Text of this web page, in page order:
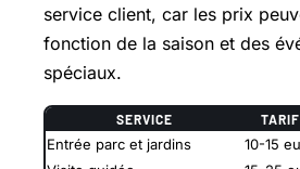
service client, car les prix
fonction de la saison et des
spéciaux.
SERVICE
Entrée parc et jardins
10-15